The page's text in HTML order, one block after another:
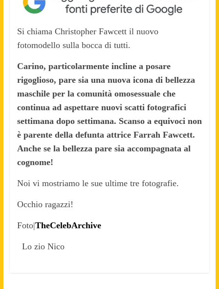
Si chiama Christopher Fawcett il nuovo
fotomodello sulla bocca di tutti.
Carino, particolarmente incline a posare
rigoglioso, pare sia una nuova icona di bellezza
maschile per la comunità omosessuale che
continua ad aspettare nuovi scatti fotografici
settimana dopo settimana. Scanso a equivoci non
è parente della defunta attrice Farrah Fawcett.
Anche se la bellezza pare sia accompagnata al
cognome!
Noi vi mostriamo le sue ultime tre fotografie.
Occhio ragazzi!
Foto|TheCelebArchive
Lo zio Nico